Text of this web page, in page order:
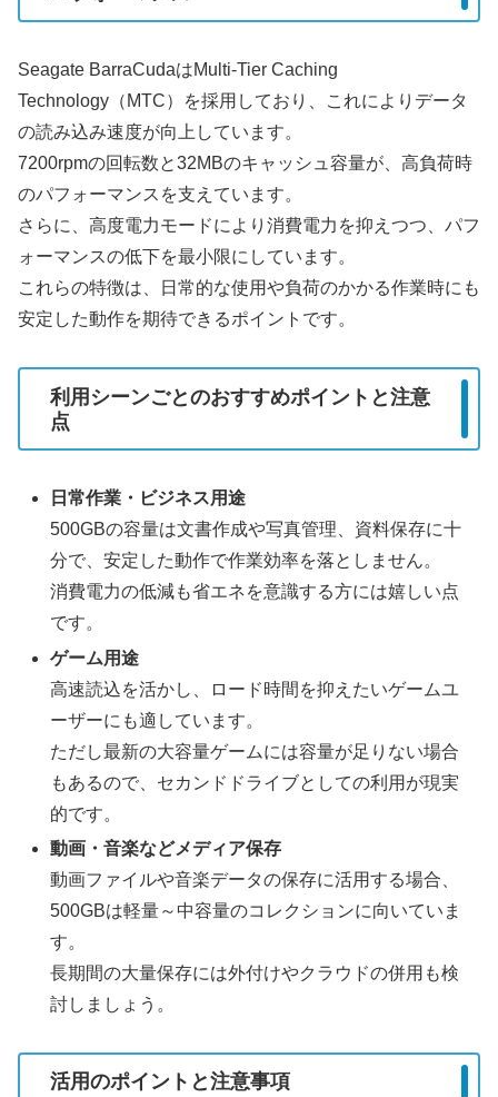
Seagate BarraCudaはMulti-Tier Caching
Technology（MTC）を採用しており、これによりデータ
の読み込み速度が向上しています。
7200rpmの回転数と32MBのキャッシュ容量が、高負荷時
のパフォーマンスを支えています。
さらに、高度電力モードにより消費電力を抑えつつ、パフ
ォーマンスの低下を最小限にしています。
これらの特徴は、日常的な使用や負荷のかかる作業時にも
安定した動作を期待できるポイントです。
利用シーンごとのおすすめポイントと注意
点
日常作業・ビジネス用途
500GBの容量は文書作成や写真管理、資料保存に十
分で、安定した動作で作業効率を落としません。
消費電力の低減も省エネを意識する方には嬉しい点
です。
ゲーム用途
高速読込を活かし、ロード時間を抑えたいゲームユ
ーザーにも適しています。
ただし最新の大容量ゲームには容量が足りない場合
もあるので、セカンドドライブとしての利用が現実
的です。
動画・音楽などメディア保存
動画ファイルや音楽データの保存に活用する場合、
500GBは軽量～中容量のコレクションに向いていま
す。
長期間の大量保存には外付けやクラウドの併用も検
討しましょう。
活用のポイントと注意事項